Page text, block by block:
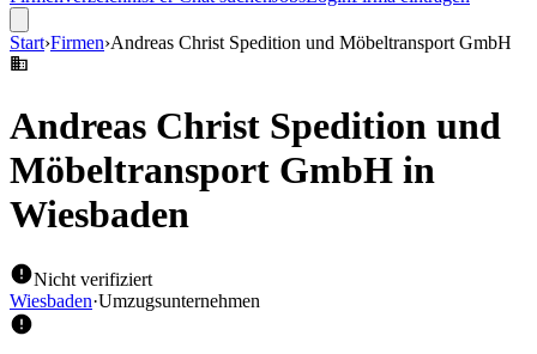
Start›Firmen›Andreas Christ Spedition und Möbeltransport GmbH
Andreas Christ Spedition und
Möbeltransport GmbH in
Wiesbaden
Nicht verifiziert
Wiesbaden·Umzugsunternehmen